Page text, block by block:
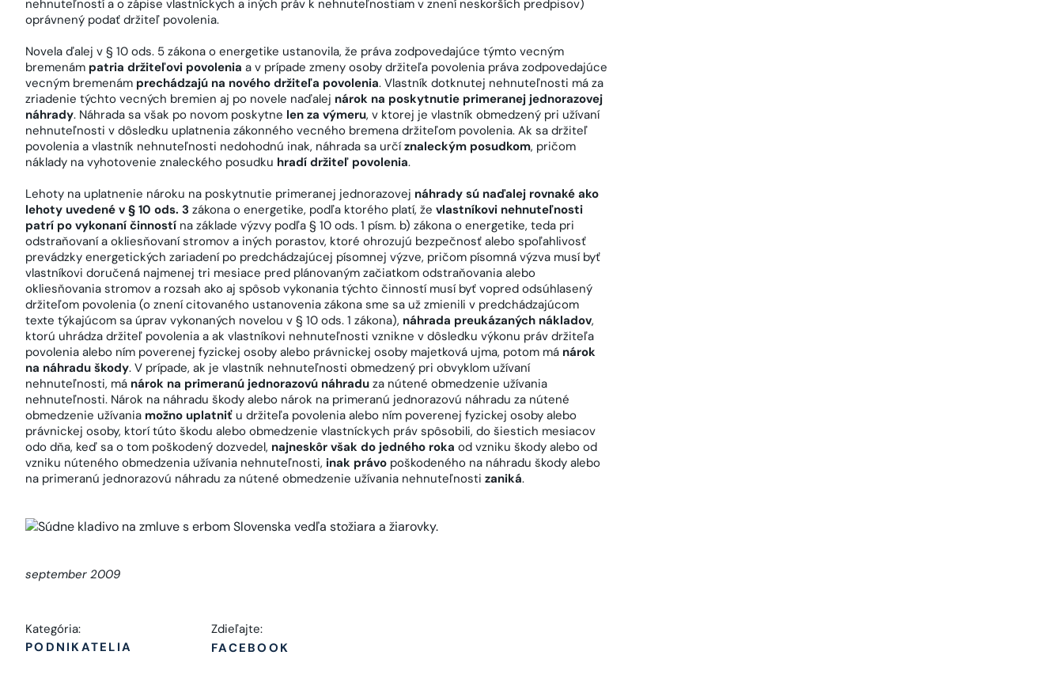
nehnuteľností a o zápise vlastníckych a iných práv k nehnuteľnostiam v znení neskorších predpisov)
oprávnený podať držiteľ povolenia.
Novela ďalej v § 10 ods. 5 zákona o energetike ustanovila, že práva zodpovedajúce týmto vecným
bremenám patria držiteľovi povolenia a v prípade zmeny osoby držiteľa povolenia práva zodpovedajúce
vecným bremenám prechádzajú na nového držiteľa povolenia. Vlastník dotknutej nehnuteľnosti má za
zriadenie týchto vecných bremien aj po novele naďalej nárok na poskytnutie primeranej jednorazovej
náhrady. Náhrada sa však po novom poskytne len za výmeru, v ktorej je vlastník obmedzený pri užívaní
nehnuteľnosti v dôsledku uplatnenia zákonného vecného bremena držiteľom povolenia. Ak sa držiteľ
povolenia a vlastník nehnuteľnosti nedohodnú inak, náhrada sa určíznaleckým posudkom, pričom
náklady na vyhotovenie znaleckého posudku hradí držiteľ povolenia.
Lehoty na uplatnenie nároku na poskytnutie primeranej jednorazovej náhrady sú naďalej rovnaké ako
lehoty uvedené v § 10 ods. 3 zákona o energetike, podľa ktorého platí, že vlastníkovi nehnuteľnosti
patrí po vykonaní činností na základe výzvy podľa § 10 ods. 1 písm. b) zákona o energetike, teda pri
odstraňovaní a okliesňovaní stromov a iných porastov, ktoré ohrozujú bezpečnosť alebo spoľahlivosť
prevádzky energetických zariadení po predchádzajúcej písomnej výzve, pričom písomná výzva musí byť
vlastníkovi doručená najmenej tri mesiace pred plánovaným začiatkom odstraňovania alebo
okliesňovania stromov a rozsah ako aj spôsob vykonania týchto činností musí byť vopred odsúhlasený
držiteľom povolenia (o znení citovaného ustanovenia zákona sme sa už zmienili v predchádzajúcom
texte týkajúcom sa úprav vykonaných novelou v § 10 ods. 1 zákona), náhrada preukázaných nákladov,
ktorú uhrádza držiteľ povolenia a ak vlastníkovi nehnuteľnosti vznikne v dôsledku výkonu práv držiteľa
povolenia alebo ním poverenej fyzickej osoby alebo právnickej osoby majetková ujma, potom má nárok
na náhradu škody. V prípade, ak je vlastník nehnuteľnosti obmedzený pri obvyklom užívaní
nehnuteľnosti, má nárok na primeranú jednorazovú náhradu za nútené obmedzenie užívania
nehnuteľnosti. Nárok na náhradu škody alebo nárok na primeranú jednorazovú náhradu za nútené
obmedzenie užívania možno uplatniť u držiteľa povolenia alebo ním poverenej fyzickej osoby alebo
právnickej osoby, ktorí túto škodu alebo obmedzenie vlastníckych práv spôsobili, do šiestich mesiacov
odo dňa, keď sa o tom poškodený dozvedel, najneskôr však do jedného roka od vzniku škody alebo od
vzniku núteného obmedzenia užívania nehnuteľnosti, inak právo poškodeného na náhradu škody alebo
na primeranú jednorazovú náhradu za nútené obmedzenie užívania nehnuteľnosti zaniká.
september 2009
Kategória:
PODNIKATELIA
Zdieľajte:
FACEBOOK